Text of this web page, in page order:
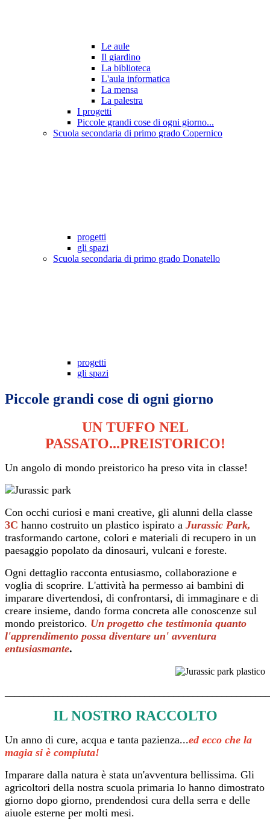
Le aule
Il giardino
La biblioteca
L'aula informatica
La mensa
La palestra
I progetti
Piccole grandi cose di ogni giorno...
Scuola secondaria di primo grado Copernico
progetti
gli spazi
Scuola secondaria di primo grado Donatello
progetti
gli spazi
Piccole grandi cose di ogni giorno
UN TUFFO NEL
PASSATO...PREISTORICO!
Un angolo di mondo preistorico ha preso vita in classe!
Con occhi curiosi e mani creative, gli alunni della classe
3C hanno costruito un plastico ispirato a Jurassic Park,
trasformando cartone, colori e materiali di recupero in un
paesaggio popolato da dinosauri, vulcani e foreste.
Ogni dettaglio racconta entusiasmo, collaborazione e
voglia di scoprire. L'attività ha permesso ai bambini di
imparare divertendosi, di confrontarsi, di immaginare e di
creare insieme, dando forma concreta alle conoscenze sul
mondo preistorico. Un progetto che testimonia quanto
l'apprendimento possa diventare un' avventura
entusiasmante.
IL NOSTRO RACCOLTO
Un anno di cure, acqua e tanta pazienza...ed ecco che la
magia si è compiuta!
Imparare dalla natura è stata un'avventura bellissima. Gli
agricoltori della nostra scuola primaria lo hanno dimostrato
giorno dopo giorno, prendendosi cura della serra e delle
aiuole esterne per molti mesi.